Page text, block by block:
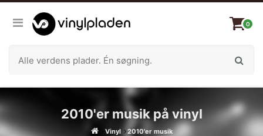
0
2010'er musik på vinyl
Vinyl 2010'er musik